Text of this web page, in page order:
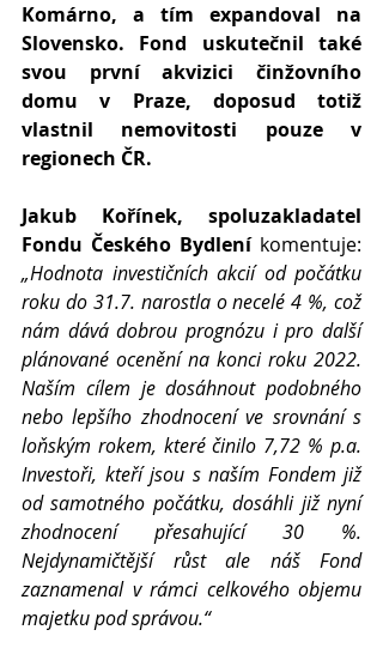
Komárno, a tím expandoval na
Slovensko. Fond uskutečnil také
svou první akvizici činžovního
domu v Praze, doposud totiž
vlastnil nemovitosti pouze v
regionech ČR.
Jakub Kořínek, spoluzakladatel
Fondu Českého Bydlení
„Hodnota investičních akcií od počátku
roku do 31.7. narostla o necelé 4 %, což
nám dává dobrou prognózu i pro další
plánované ocenění na konci roku 2022.
Naším cílem je dosáhnout podobného
nebo lepšího zhodnocení ve srovnání s
loňským rokem, které činilo 7,72 % p.a.
Investoři, kteří jsou s naším Fondem již
od samotného počátku, dosáhli již nyní
zhodnocení přesahující 30 %.
Nejdynamičtější růst ale náš Fond
zaznamenal v rámci celkového objemu
majetku pod správou.“